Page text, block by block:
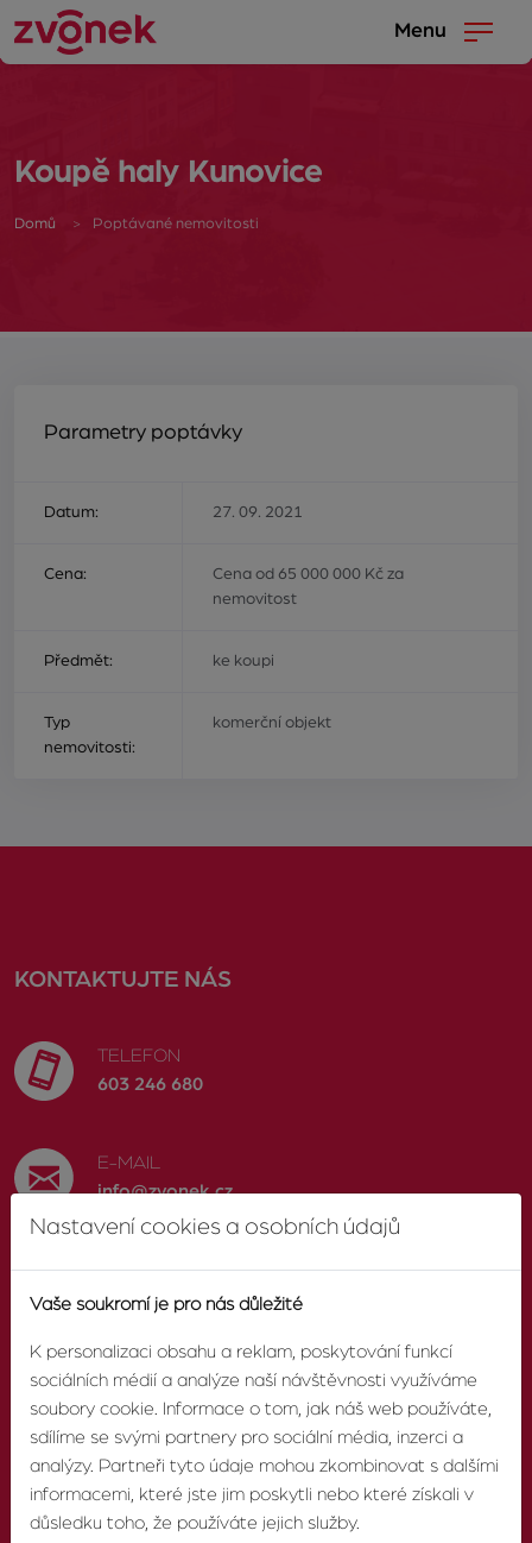
Menu
Koupě haly Kunovice
Domů Poptávané nemovitosti
Parametry poptávky
Datum: 27. 09. 2021
Cena:
Cena od 65 000 000 Kč za
nemovitost
Předmět: ke koupi
Typ
nemovitosti:
komerční objekt
KONTAKTUJTE NÁS
TELEFON
603 246 680
E-MAIL
info@zvonek.cz
SOCIÁLNÍ SÍTĚ
Facebook
O AGENTUŘE
O nás
Nastavení cookies a osobních údajů
Vaše soukromí je pro nás důležité
K personalizaci obsahu a reklam, poskytování funkcí
sociálních médií a analýze naší návštěvnosti využíváme
soubory cookie. Informace o tom, jak náš web používáte,
sdílíme se svými partnery pro sociální média, inzerci a
analýzy. Partneři tyto údaje mohou zkombinovat s dalšími
informacemi, které jste jim poskytli nebo které získali v
důsledku toho, že používáte jejich služby.